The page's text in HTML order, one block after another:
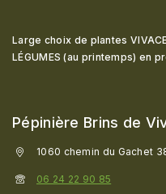
Large choix de plantes
LÉGUMES (au printemps) en
Pépinière Brins de
1060 chemin du Gachet
06 24 22 90 85